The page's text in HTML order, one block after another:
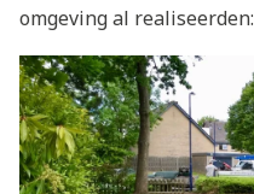
omgeving al realiseerden: